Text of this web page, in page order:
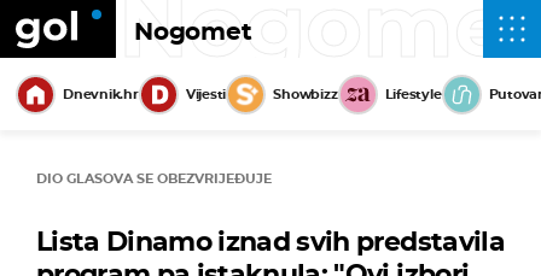
Nogomet
Dnevnik.hr Vijesti Showbizz Lifestyle
DIO GLASOVA SE OBEZVRIJEĐUJE
Lista Dinamo iznad svih predstavila